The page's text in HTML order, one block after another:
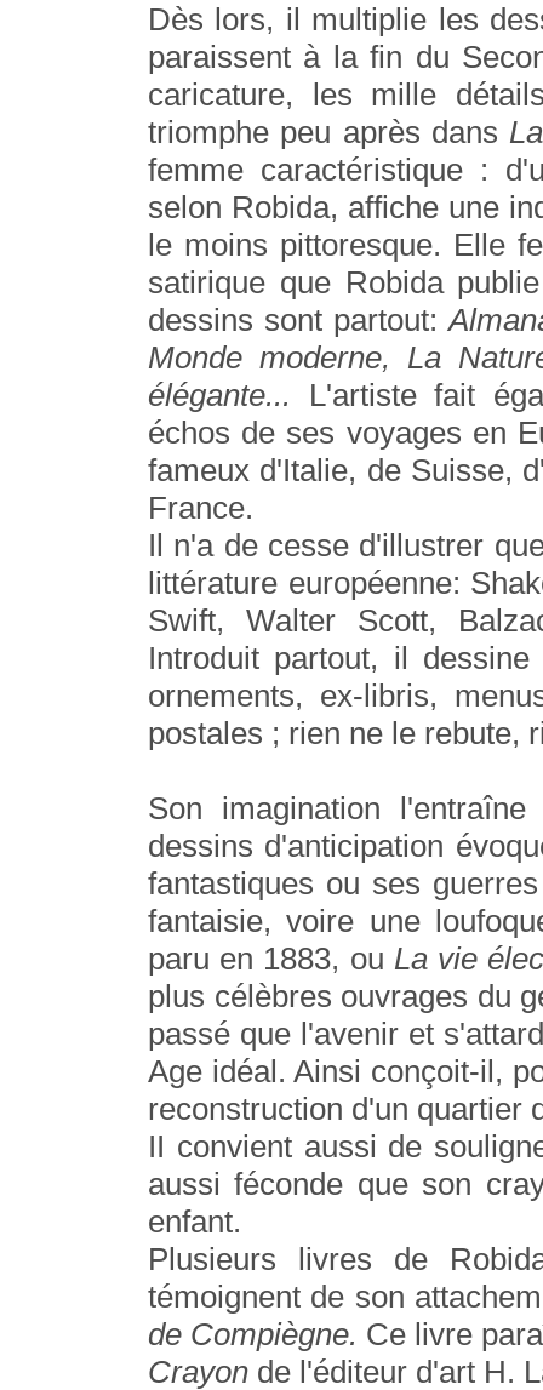
Dès lors, il multiplie les
paraissent à la fin du
caricature, les mille
triomphe peu après dans
femme caractéristique :
selon Robida, affiche une
le moins pittoresque. Elle
satirique que Robida
dessins sont partout:
Monde moderne, La
élégante... L'artiste fait
échos de ses voyages en
fameux d'Italie, de Suisse,
France.
Il n'a de cesse d'illustrer
littérature européenne:
Swift, Walter Scott,
Introduit partout, il
ornements, ex-libris,
postales ; rien ne le rebute,
Son imagination
dessins d'anticipation
fantastiques ou ses
fantaisie, voire une
paru en 1883, ou La vie
plus célèbres ouvrages du
passé que l'avenir et
Age idéal. Ainsi conçoit-il,
reconstruction d'un quartier
II convient aussi de
aussi féconde que son
enfant.
Plusieurs livres de
témoignent de son
de Compiègne. Ce livre
Crayon de l'éditeur d'art H.